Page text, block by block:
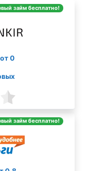
займ бесплатно!
0
займ бесплатно!